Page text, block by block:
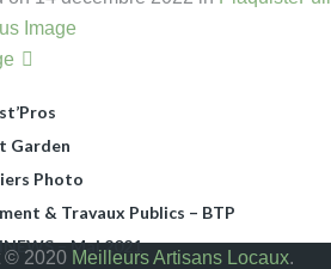
Pros La Baule
Garden
Photo
& Travaux Publics – BTP
– Mai 2021
Image
© 2020 Meilleurs Artisans Locaux.